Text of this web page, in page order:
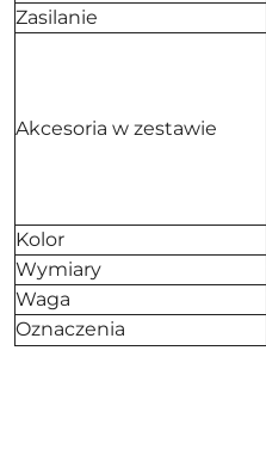
Zasilanie
Akcesoria w zestawie
Kolor
Wymiary
Waga
Oznaczenia